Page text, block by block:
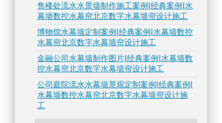
售楼处流水水景墙制作施工案例|经典案例|水
幕墙数控水幕帘北京数字水幕墙帘设计施工
博物馆水幕墙定制案例|经典案例|水幕墙数控
水幕帘北京数字水幕墙帘设计施工
金融公司水幕墙制作图片|经典案例|水幕墙数
控水幕帘北京数字水幕墙帘设计施工
公司庭院流水水幕墙景观定制案例|经典案例|
水幕墙数控水幕帘北京数字水幕墙帘设计施
工